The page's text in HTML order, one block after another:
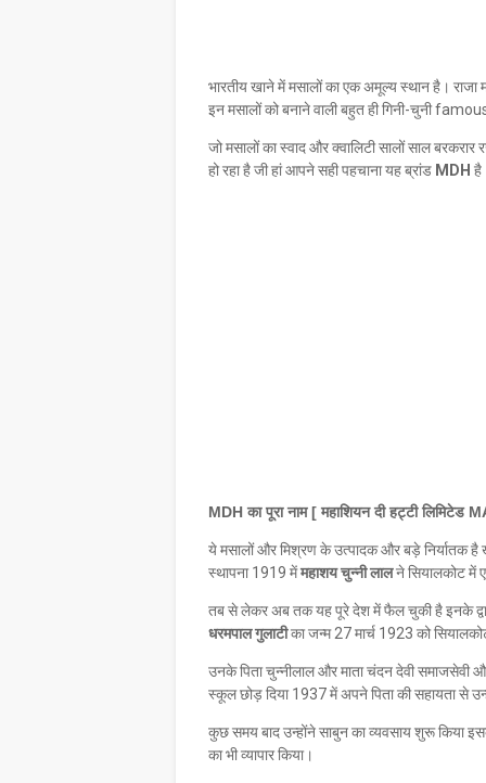
भारतीय खाने में मसालों का एक अमूल्य स्थान है।
इन मसालों को बनाने वाली बहुत ही गिनी-चुनी
जो मसालों का स्वाद और क्वालिटी सालों साल
हो रहा है जी हां आपने सही पहचाना यह ब्रांड MDH
MDH का पूरा नाम [ महाशियन दी हट्टी
ये मसालों और मिश्रण के उत्पादक और बड़े निर्यातक है
स्थापना 1919 मेंमहाशय चुन्नी लालने सियालकोट में
तब से लेकर अब तक यह पूरे देश में फैल चुकी है इनके
धरमपाल गुलाटीका जन्म 27 मार्च 1923 को
उनके पिता चुन्नीलाल और माता चंदन देवी समाजसेवी
स्कूल छोड़ दिया 1937 में अपने पिता की सहायता से
कुछ समय बाद उन्होंने साबुन का व्यवसाय शुरू किया
का भी व्यापार किया।